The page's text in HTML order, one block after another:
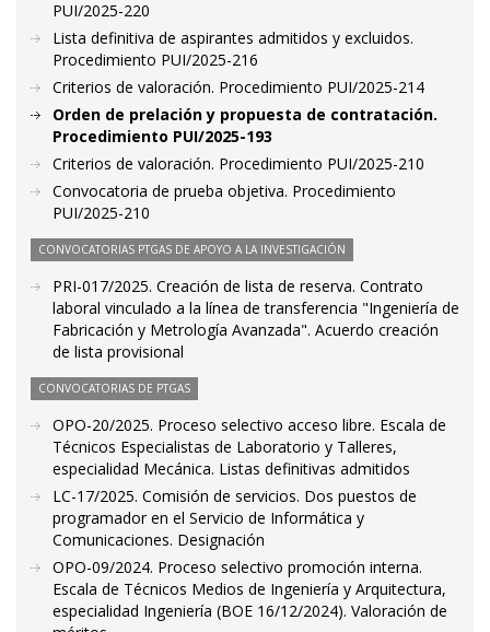
PUI/2025-220
Lista definitiva de aspirantes admitidos y excluidos.
Procedimiento PUI/2025-216
Criterios de valoración. Procedimiento PUI/2025-214
Orden de prelación y propuesta de contratación.
Procedimiento PUI/2025-193
Criterios de valoración. Procedimiento PUI/2025-210
Convocatoria de prueba objetiva. Procedimiento
PUI/2025-210
CONVOCATORIAS PTGAS DE APOYO A LA INVESTIGACIÓN
PRI-017/2025. Creación de lista de reserva. Contrato
laboral vinculado a la línea de transferencia "Ingeniería de
Fabricación y Metrología Avanzada". Acuerdo creación
de lista provisional
CONVOCATORIAS DE PTGAS
OPO-20/2025. Proceso selectivo acceso libre. Escala de
Técnicos Especialistas de Laboratorio y Talleres,
especialidad Mecánica. Listas definitivas admitidos
LC-17/2025. Comisión de servicios. Dos puestos de
programador en el Servicio de Informática y
Comunicaciones. Designación
OPO-09/2024. Proceso selectivo promoción interna.
Escala de Técnicos Medios de Ingeniería y Arquitectura,
especialidad Ingeniería (BOE 16/12/2024). Valoración de